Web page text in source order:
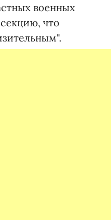
военных
что